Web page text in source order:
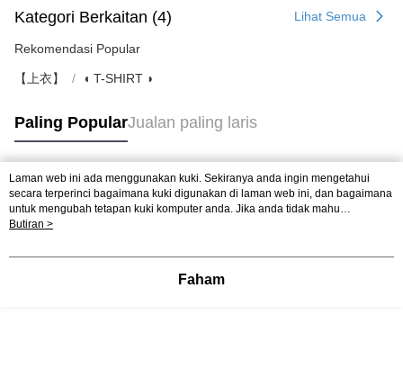
Kategori Berkaitan (4) Lihat Semua
Rekomendasi Popular
【上衣】 ◖ T-SHIRT ◗
Paling PopularJualan paling laris
Tag Popular
Laman web ini ada menggunakan kuki. Sekiranya anda ingin mengetahui
secara terperinci bagaimana kuki digunakan di laman web ini, dan bagaimana
untuk mengubah tetapan kuki komputer anda. Jika anda tidak mahu
menggunakan kuki di komputer anda, sila rujuk penerangan mengenai kuki.
mengetahui secara terperinci bagaimana kuki digunakan di laman web ini,
mahu menggunakan kuki di komputer anda, sila rujuk penerangan mengenai
Butiran >
Faham